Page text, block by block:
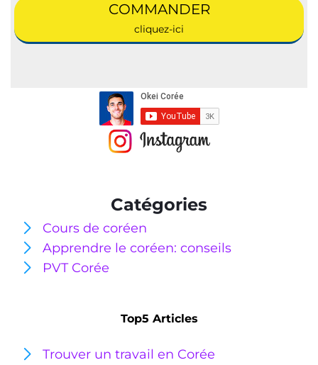
COMMANDER
cliquez-ici
Catégories
Cours de coréen
Apprendre le coréen: conseils
PVT Corée
Top5 Articles
Trouver un travail en Corée